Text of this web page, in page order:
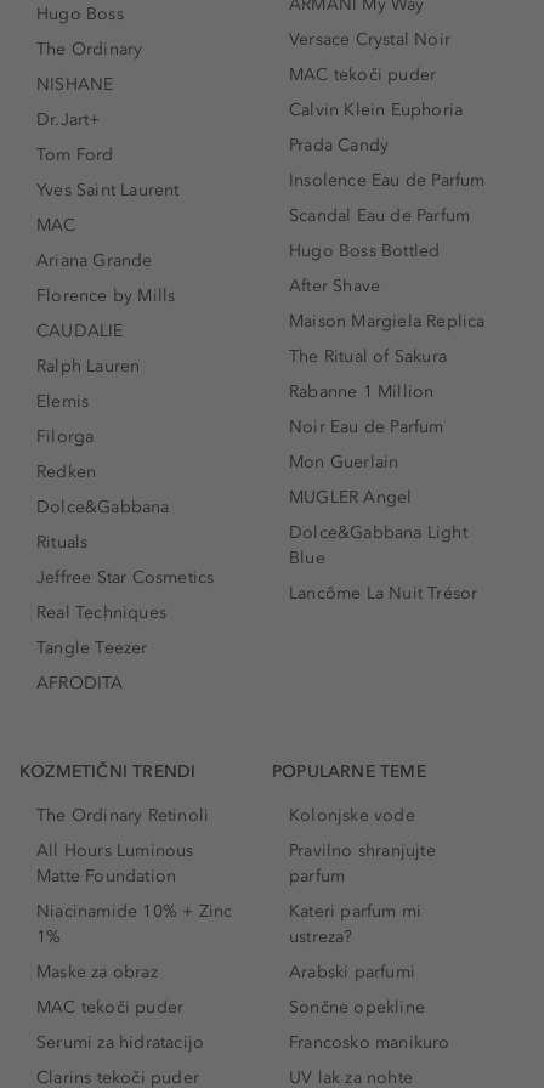
Hugo Boss
The Ordinary
NISHANE
Dr.Jart+
Tom Ford
Yves Saint Laurent
MAC
Ariana Grande
Florence by Mills
CAUDALIE
Ralph Lauren
Elemis
Filorga
Redken
Dolce&Gabbana
Rituals
Jeffree Star Cosmetics
Real Techniques
Tangle Teezer
AFRODITA
ARMANI My Way
Versace Crystal Noir
MAC tekoči puder
Calvin Klein Euphoria
Prada Candy
Insolence Eau de Parfum
Scandal Eau de Parfum
Hugo Boss Bottled
After Shave
Maison Margiela Replica
The Ritual of Sakura
Rabanne 1 Million
Noir Eau de Parfum
Mon Guerlain
MUGLER Angel
Dolce&Gabbana Light
Blue
Lancôme La Nuit Trésor
KOZMETIČNI TRENDI
The Ordinary Retinoli
All Hours Luminous
Matte Foundation
Niacinamide 10% + Zinc
1%
Maske za obraz
MAC tekoči puder
Serumi za hidratacijo
Clarins tekoči puder
POPULARNE TEME
Kolonjske vode
Pravilno shranjujte
parfum
Kateri parfum mi
ustreza?
Arabski parfumi
Sončne opekline
Francosko manikuro
UV lak za nohte